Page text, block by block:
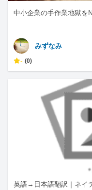
中小企業の手作業地獄を
みずなみ
- (0)
英語→日本語翻訳｜ネイ